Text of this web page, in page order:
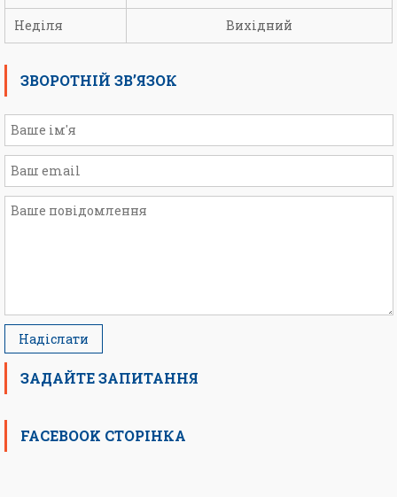
Неділя Вихідний
ЗВОРОТНІЙ ЗВ’ЯЗОК
ЗАДАЙТЕ ЗАПИТАННЯ
FACEBOOK СТОРІНКА